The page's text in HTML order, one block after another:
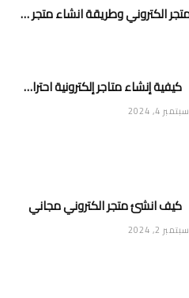
خطة عمل متجر الكتروني وطريقة انشاء متجر خاص ناجح ومميز
كيفية إنشاء متاجر إلكترونية احترافية بأسعار تنافسية
سبتمبر 4, 2024
كيف انشئ متجر الكتروني مجاني
سبتمبر 2, 2024